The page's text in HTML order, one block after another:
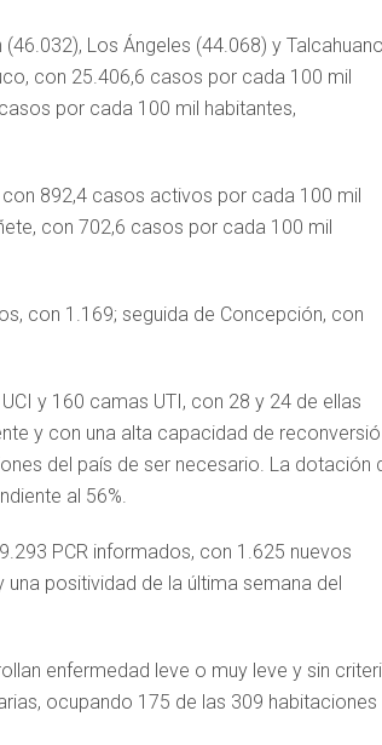
Los Ángeles (44.068) y
con 25.406,6 casos por cada 100 mil
por cada 100 mil habitantes,
892,4 casos activos por cada 100 mil
con 702,6 casos por cada 100 mil
con 1.169; seguida de Concepción, con
y 160 camas UTI, con 28 y 24 de ellas
y con una alta capacidad de
del país de ser necesario. La dotación
al 56%.
PCR informados, con 1.625 nuevos
positividad de la última semana del
enfermedad leve o muy leve y sin
ocupando 175 de las 309 habitaciones